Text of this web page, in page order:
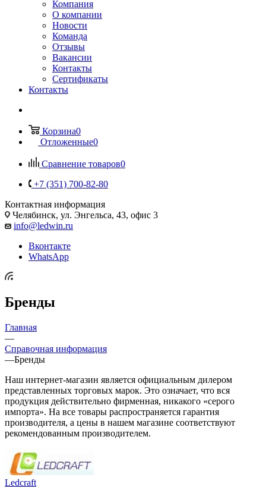
Компания
О компании
Новости
Команда
Отзывы
Вакансии
Контакты
Сертификаты
Контакты
Корзина0
Отложенные0
Сравнение товаров0
+7 (351) 700-82-80
Контактная информация
Челябинск, ул. Энгельса, 43, офис 3
info@ledwin.ru
Вконтакте
WhatsApp
Бренды
Главная
—
Справочная информация
—Бренды
Наш интернет-магазин является официальным дилером
представленных торговых марок. Это означает, что вся
продукция действительно фирменная, никакого «серого
импорта». На все товары распространяется гарантия
производителя, а цены в нашем магазине соответствуют
рекомендованным производителем.
Ledcraft